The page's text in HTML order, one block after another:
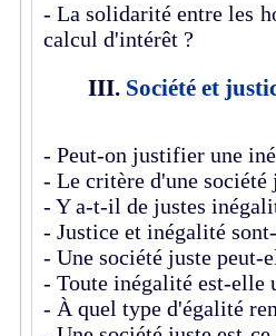
- La solidarité entre les
calcul d'intérêt ?
III. Société et
- Peut-on justifier une
- Le critère d'une
- Y a-t-il de justes
- Justice et inégalité
- Une société juste peut-
- Toute inégalité est-elle
- À quel type d'égalité